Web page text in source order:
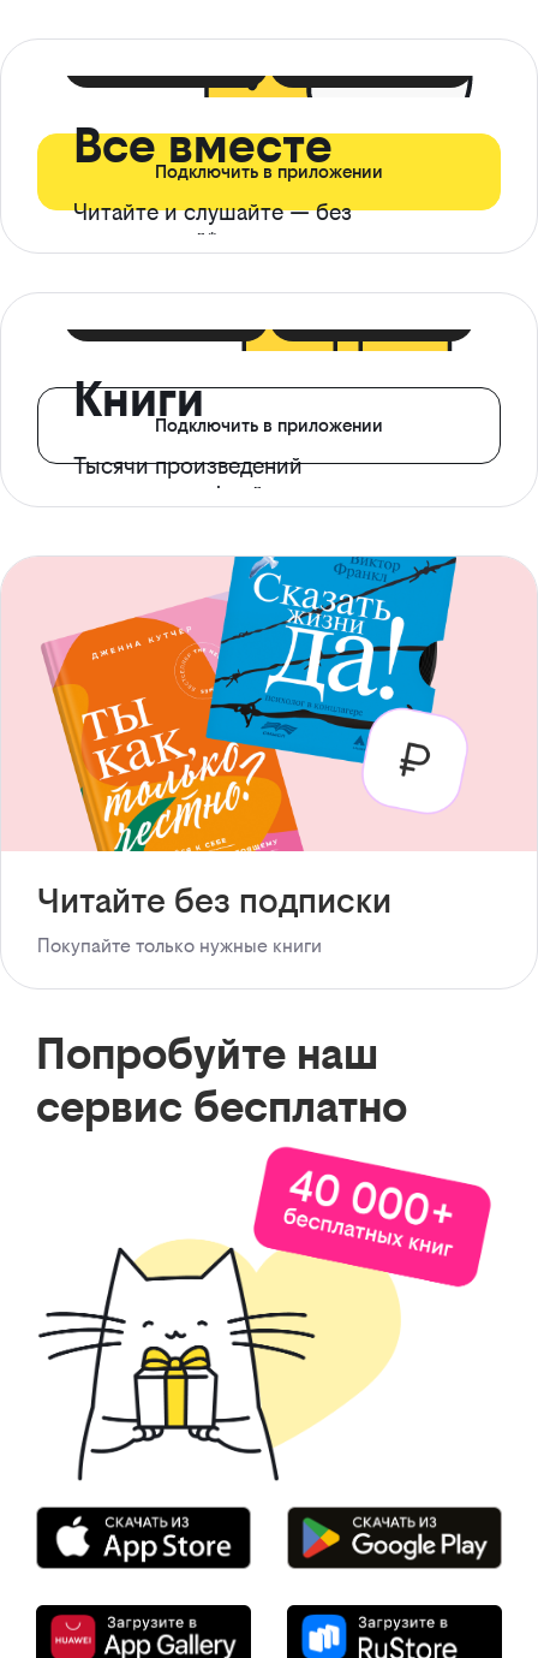
Все вместе
Читайте и слушайте — без
ограничений*
Подключить в приложении
Книги
Тысячи произведений
с доступом офлайн
Подключить в приложении
Читайте без подписки
Покупайте только нужные книги
Попробуйте наш
сервис бесплатно